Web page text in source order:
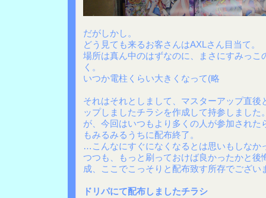
だがしかし。
どう見ても来るお客さんはAXLさん目当て。
場所は真ん中のはずなのに、まさにすみっこ
く。
いつか電柱くらい大きくなって(略
それはそれとしまして、マスターアップ直後
ップしましたチラシを作成して持参しました
が、今回はいつもより多くの人が参加された
もみるみるうちに配布終了。
…こんなにすぐになくなるとは思いもしなか
つつも、もっと刷っておけば良かったかと後
成、ここでこっそりと配布致す所存でござい
ドリパにて配布しましたチラシ